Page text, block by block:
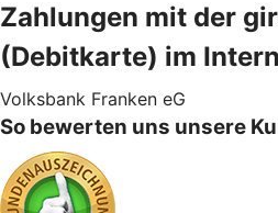
Zahlungen mit der
(Debitkarte) im
Volksbank Franken eG
So bewerten uns unsere